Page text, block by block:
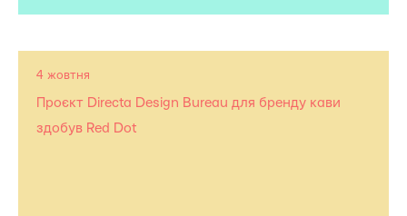
4 жовтня
Проєкт Directa Design Bureau для бренду кави
здобув Red Dot